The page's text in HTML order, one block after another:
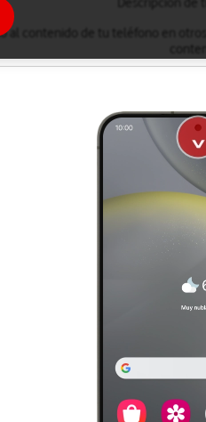
al contenido de tu teléfono en